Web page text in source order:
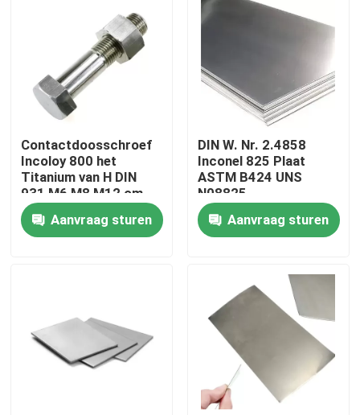
Ongeveer ons
Fabrieksreis
Kwaliteitscontrole
Contacteer ons
Incoloy 800-materiaal
Contactdoosschroef
Incoloy 800 het
Titanium van H DIN
931 M6 M8 M12 om
Noten voor Bouten
Aanvraag sturen
DIN W. Nr. 2.4858
Inconel 825 Plaat
ASTM B424 UNS
N08825
Aanvraag sturen